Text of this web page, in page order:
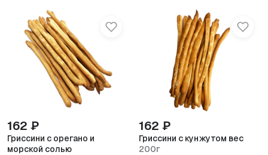
162 ₽
Гриссини с орегано и
морской солью
162 ₽
Гриссини с кунжутом вес
200г